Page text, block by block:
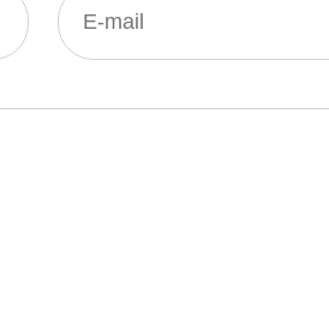
Leaflet | Tiles © Esri — Source: